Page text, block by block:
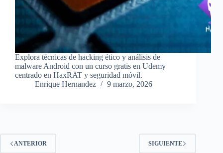
Explora técnicas de hacking ético y análisis de
malware Android con un curso gratis en Udemy
centrado en HaxRAT y seguridad móvil.
Enrique Hernandez
9 marzo, 2026
ANTERIOR SIGUIENTE